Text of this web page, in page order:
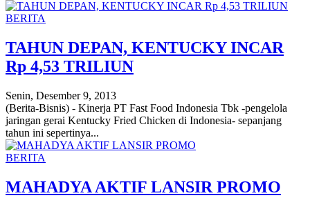
BERITA
TAHUN DEPAN, KENTUCKY INCAR
Rp 4,53 TRILIUN
Senin, Desember 9, 2013
(Berita-Bisnis) - Kinerja PT Fast Food Indonesia Tbk -pengelola
jaringan gerai Kentucky Fried Chicken di Indonesia- sepanjang
tahun ini sepertinya...
BERITA
MAHADYA AKTIF LANSIR PROMO